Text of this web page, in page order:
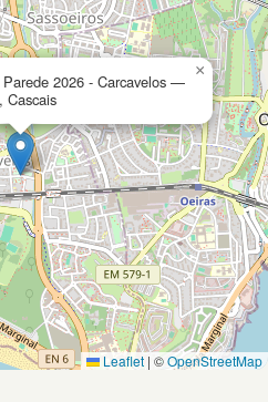
2026 - Carcavelos —
Cascais
×
Leaflet | ©OpenStreetMap